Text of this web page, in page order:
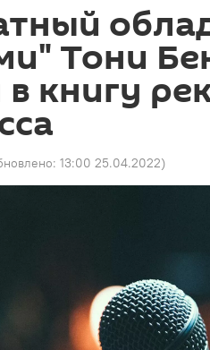
Тони
книгу
13:00 25.04.2022)